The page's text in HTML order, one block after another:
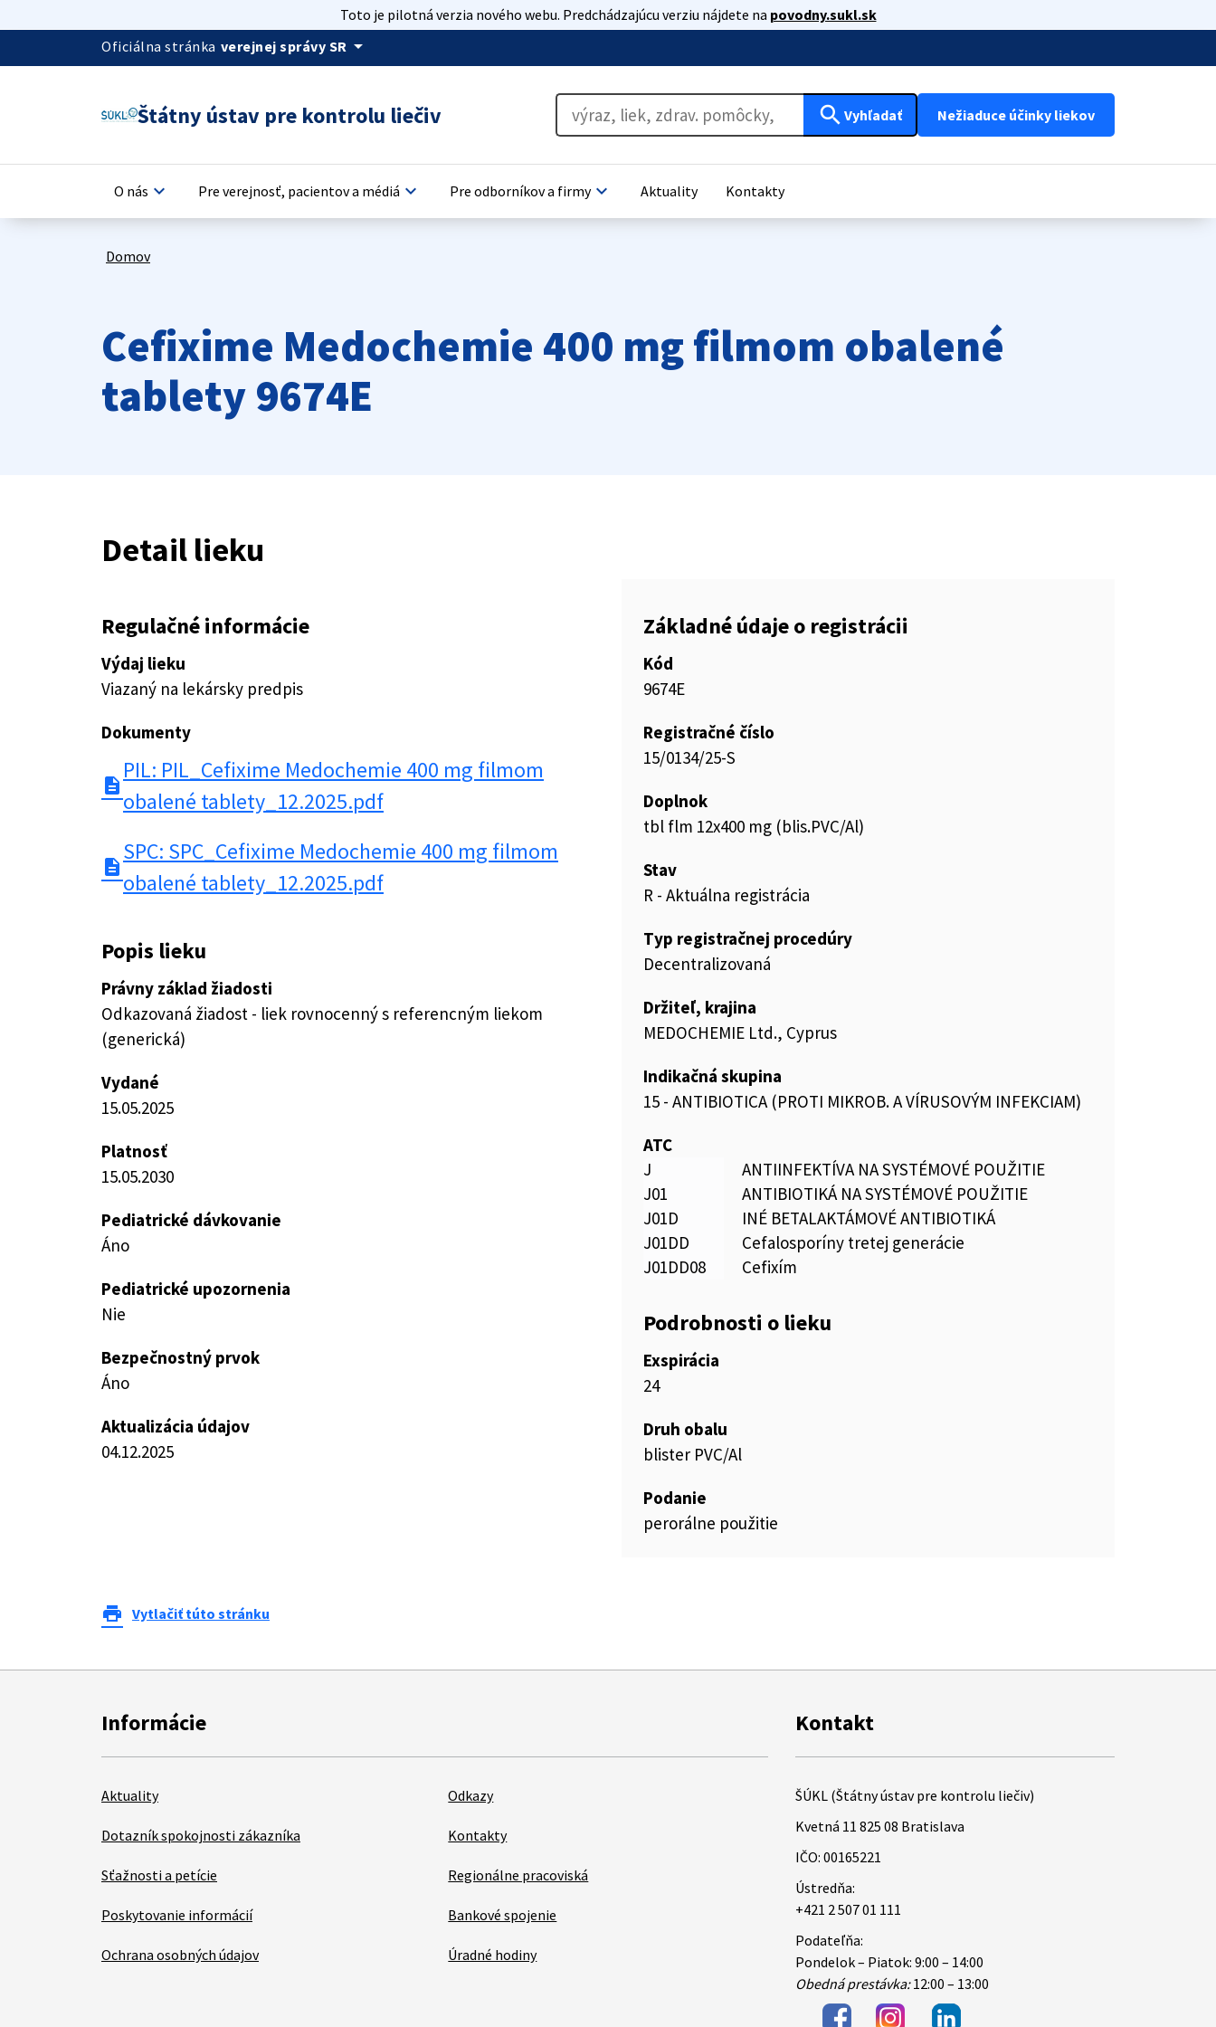
Toto je pilotná verzia nového webu. Predchádzajúcu verziu nájdete na povodny.sukl.sk
Oficiálna stránka verejnej správy SR arrow_drop_down
Štátny ústav pre kontrolu liečiv search Vyhľadať Nežiaduce účinky liekov
O nás keyboard_arrow_down Pre verejnosť, pacientov a médiá keyboard_arrow_down Pre odborníkov a firmykeyboard_arrow_down Aktuality Kontakty
Domov
Cefixime Medochemie 400 mg filmom obalené
tablety 9674E
Detail lieku
Regulačné informácie
Výdaj lieku
Viazaný na lekársky predpis
Dokumenty
description
PIL: PIL_Cefixime Medochemie 400 mg filmom
obalené tablety_12.2025.pdf
description
SPC: SPC_Cefixime Medochemie 400 mg filmom
obalené tablety_12.2025.pdf
Popis lieku
Právny základ žiadosti
Odkazovaná žiadost - liek rovnocenný s referencným liekom
(generická)
Vydané
15.05.2025
Platnosť
15.05.2030
Pediatrické dávkovanie
Áno
Pediatrické upozornenia
Nie
Bezpečnostný prvok
Áno
Aktualizácia údajov
04.12.2025
Základné údaje o registrácii
Kód
9674E
Registračné číslo
15/0134/25-S
Doplnok
tbl flm 12x400 mg (blis.PVC/Al)
Stav
R - Aktuálna registrácia
Typ registračnej procedúry
Decentralizovaná
Držiteľ, krajina
MEDOCHEMIE Ltd., Cyprus
Indikačná skupina
15 - ANTIBIOTICA (PROTI MIKROB. A VÍRUSOVÝM INFEKCIAM)
ATC
J
ANTIINFEKTÍVA NA SYSTÉMOVÉ POUŽITIE
J01
ANTIBIOTIKÁ NA SYSTÉMOVÉ POUŽITIE
J01D
INÉ BETALAKTÁMOVÉ ANTIBIOTIKÁ
J01DD
Cefalosporíny tretej generácie
J01DD08
Cefixím
Podrobnosti o lieku
Exspirácia
24
Druh obalu
blister PVC/Al
Podanie
perorálne použitie
print Vytlačiť túto stránku
Informácie
Aktuality
Dotazník spokojnosti zákazníka
Sťažnosti a petície
Poskytovanie informácií
Ochrana osobných údajov
Odkazy
Kontakty
Regionálne pracoviská
Bankové spojenie
Úradné hodiny
Kontakt
ŠÚKL (Štátny ústav pre kontrolu liečiv)
Kvetná 11 825 08 Bratislava
IČO: 00165221
Ústredňa:
+421 2 507 01 111
Podateľňa:
Pondelok – Piatok: 9:00 – 14:00
Obedná prestávka:12:00 – 13:00